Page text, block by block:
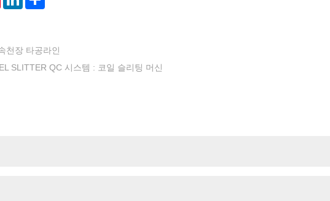
천장 타공라인
SLITTER QC 시스템 : 코일 슬리팅 머신